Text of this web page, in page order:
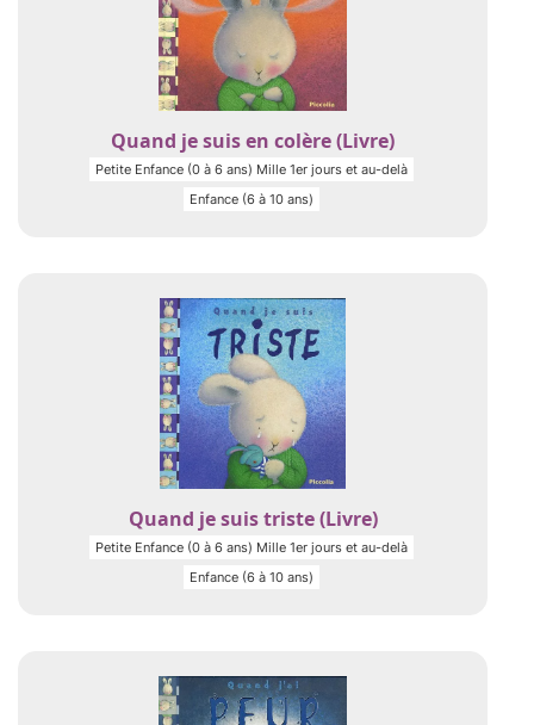
Quand je suis en colère (Livre)
Petite Enfance (0 à 6 ans) Mille 1er jours et au-delà
Enfance (6 à 10 ans)
Quand je suis triste (Livre)
Petite Enfance (0 à 6 ans) Mille 1er jours et au-delà
Enfance (6 à 10 ans)